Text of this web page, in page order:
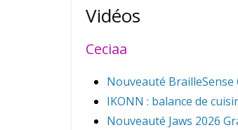
Vidéos
Ceciaa
Nouveauté BrailleSense
IKONN : balance de
Nouveauté Jaws 2026